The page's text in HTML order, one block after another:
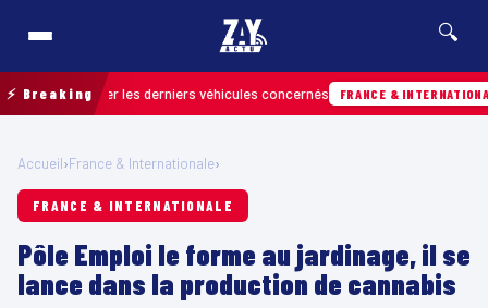
🔍
⚡ Breaking
retrouver les derniers véhicules concernés FRANCE & INTERNATIONALE
Accueil›France & Internationale›
FRANCE & INTERNATIONALE
Pôle Emploi le forme au jardinage, il se
lance dans la production de cannabis